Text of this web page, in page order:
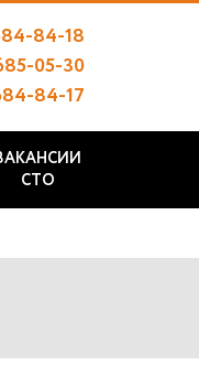
84-18
05-30
84-17
СТО